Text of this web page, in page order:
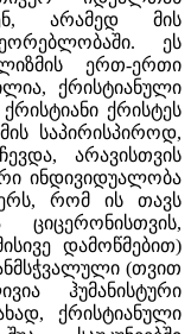
არამედ მის
ეს
ერთ-ერთი
ქრისტიანული
ქრისტეს
საპირისპიროდ,
არავისთვის
ინდივიდუალობა
რომ ის თავს
დამოწმებით)
(თვით
ჰუმანისტური
ქრისტიანული